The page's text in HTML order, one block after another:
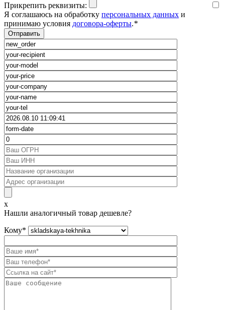
Прикрепить реквизиты:
Я соглашаюсь на обработку персональных данных и
принимаю условия договора-оферты.*
x
Нашли аналогичный товар дешевле?
Кому*